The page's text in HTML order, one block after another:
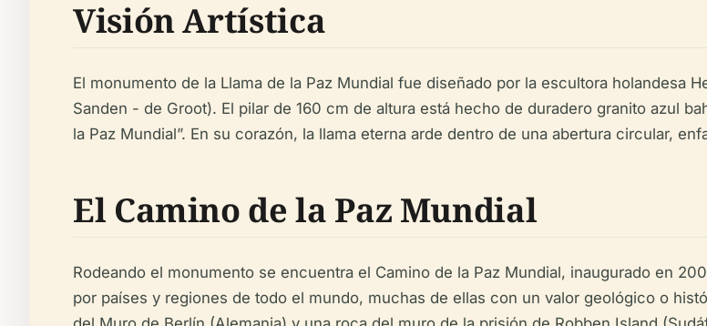
Visión Artística
El monumento de la Llama de la Paz Mundial fue diseñado por la escultora holandesa
Sanden - de Groot). El pilar de 160 cm de altura está hecho de duradero granito azul
la Paz Mundial”. En su corazón, la llama eterna arde dentro de una abertura circular,
El Camino de la Paz Mundial
Rodeando el monumento se encuentra el Camino de la Paz Mundial, inaugurado en
por países y regiones de todo el mundo, muchas de ellas con un valor geológico o